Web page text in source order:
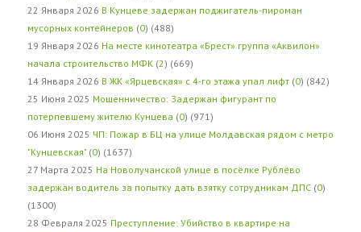
22 Января 2026 В Кунцеве задержан поджигатель-пироман
мусорных контейнеров (0) (488)
19 Января 2026 На месте кинотеатра «Брест» группа «Аквилон»
начала строительство МФК (2) (669)
14 Января 2026 В ЖК «Ярцевская» с 4-го этажа упал лифт (0) (842)
25 Июня 2025 Мошенничество: Задержан фигурант по
потерпевшему жителю Кунцева (0) (971)
06 Июня 2025 ЧП: Пожар в БЦ на улице Молдавская рядом с метро
"Кунцевская" (0) (1637)
27 Марта 2025 На Новолучанской улице в посёлке Рублёво
задержан водитель за попытку дать взятку сотрудникам ДПС (0)
(1300)
28 Февраля 2025 Преступление: Убийство в квартире на